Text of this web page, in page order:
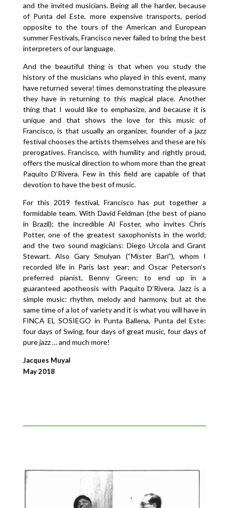
and the invited musicians. Being all the harder, because
of Punta del Este, more expensive transports, period
opposite to the tours of the American and European
summer Festivals, Francisco never failed to bring the best
interpreters of our language.
And the beautiful thing is that when you study the
history of the musicians who played in this event, many
have returned severa! times demonstrating the pleasure
they have in returning to this magical place. Another
thing that I would like to emphasize, and because it is
unique and that shows the love for this music of
Francisco, is that usually an organizer, founder of a jazz
festival chooses the artists themselves and these are his
prerogatives. Francisco, with humility and rightly proud,
offers the musical direction to whom more than the great
Paquito D’Rivera. Few in this field are capable of that
devotion to have the best of music.
For this 2019 festival, Francisco has put together a
formidable team. With David Feldman (the best of piano
in Brazil); the incredible Al Foster, who invites Chris
Potter, one of the greatest saxophonists in the world;
and the two sound magicians: Diego Urcola and Grant
Stewart. Also Gary Smulyan (“Mister Bari”), whom I
recorded life in Paris last year; and Oscar Peterson’s
preferred pianist, Benny Green; to end up in a
guaranteed apotheosis with Paquito D’Rivera. Jazz is a
simple music: rhythm, melody and harmony, but at the
same time of a lot of variety and it is what you will have in
FINCA EL SOSIEGO in Punta Ballena, Punta del Este:
four days of Swing, four days of great music, four days of
pure jazz … and much more!
Jacques Muyal
May 2018